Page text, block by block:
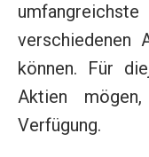
verschiedenen
können. Für
Aktien
Verfügung.